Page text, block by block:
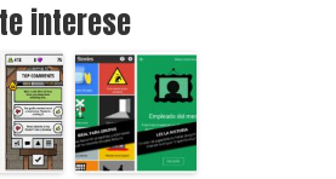
interese